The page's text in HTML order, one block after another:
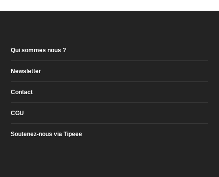
Qui sommes nous ?
Newsletter
Contact
CGU
Soutenez-nous via Tipeee